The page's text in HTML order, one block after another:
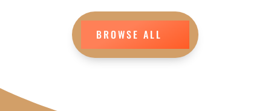
BROWSE ALL